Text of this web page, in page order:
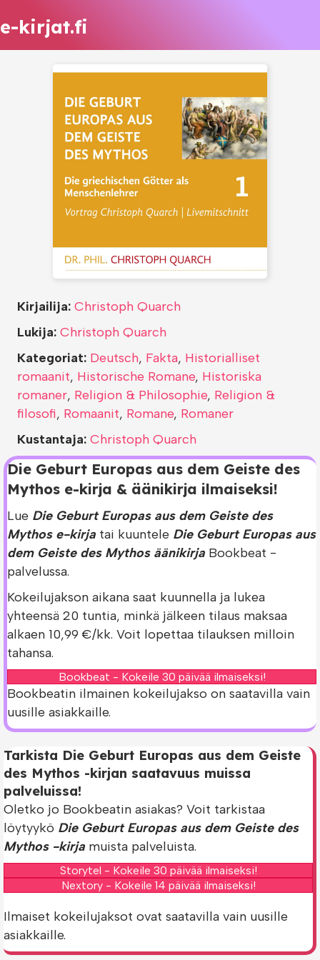
e-kirjat.fi
Die Geburt Europas aus dem Geiste des
Mythos e-kirja & äänikirja ilmaiseksi!
Lue Die Geburt Europas aus dem Geiste des
Mythos e-kirja tai kuuntele Die Geburt Europas aus
dem Geiste des Mythos äänikirja Bookbeat -
palvelussa.
Kokeilujakson aikana saat kuunnella ja lukea
yhteensä 20 tuntia, minkä jälkeen tilaus maksaa
alkaen 10,99 €/kk. Voit lopettaa tilauksen milloin
tahansa.
Bookbeat - Kokeile 30 päivää ilmaiseksi!
Bookbeatin ilmainen kokeilujakso on saatavilla vain
uusille asiakkaille.
Kirjailija: Christoph Quarch
Lukija: Christoph Quarch
Kategoriat: Deutsch, Fakta, Historialliset
romaanit, Historische Romane, Historiska
romaner, Religion & Philosophie, Religion &
filosofi, Romaanit, Romane, Romaner
Kustantaja: Christoph Quarch
Tarkista Die Geburt Europas aus dem Geiste
des Mythos -kirjan saatavuus muissa
palveluissa!
Oletko jo Bookbeatin asiakas? Voit tarkistaa
löytyykö Die Geburt Europas aus dem Geiste des
Mythos -kirja muista palveluista.
Storytel - Kokeile 30 päivää ilmaiseksi!
Nextory - Kokeile 14 päivää ilmaiseksi!
Ilmaiset kokeilujaksot ovat saatavilla vain uusille
asiakkaille.